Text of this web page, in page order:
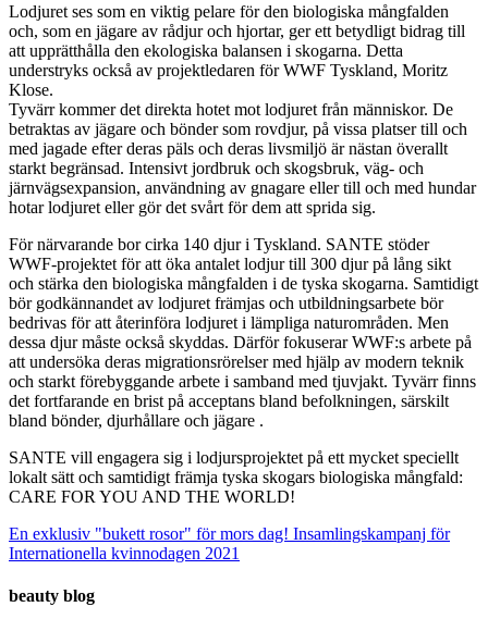
Lodjuret ses som en viktig pelare för den biologiska mångfalden
och, som en jägare av rådjur och hjortar, ger ett betydligt bidrag till
att upprätthålla den ekologiska balansen i skogarna. Detta
understryks också av projektledaren för WWF Tyskland, Moritz
Klose.
Tyvärr kommer det direkta hotet mot lodjuret från människor. De
betraktas av jägare och bönder som rovdjur, på vissa platser till och
med jagade efter deras päls och deras livsmiljö är nästan överallt
starkt begränsad. Intensivt jordbruk och skogsbruk, väg- och
järnvägsexpansion, användning av gnagare eller till och med hundar
hotar lodjuret eller gör det svårt för dem att sprida sig.
För närvarande bor cirka 140 djur i Tyskland. SANTE stöder
WWF-projektet för att öka antalet lodjur till 300 djur på lång sikt
och stärka den biologiska mångfalden i de tyska skogarna. Samtidigt
bör godkännandet av lodjuret främjas och utbildningsarbete bör
bedrivas för att återinföra lodjuret i lämpliga naturområden. Men
dessa djur måste också skyddas. Därför fokuserar WWF:s arbete på
att undersöka deras migrationsrörelser med hjälp av modern teknik
och starkt förebyggande arbete i samband med tjuvjakt. Tyvärr finns
det fortfarande en brist på acceptans bland befolkningen, särskilt
bland bönder, djurhållare och jägare .
SANTE vill engagera sig i lodjursprojektet på ett mycket speciellt
lokalt sätt och samtidigt främja tyska skogars biologiska mångfald:
CARE FOR YOU AND THE WORLD!
En exklusiv "bukett rosor" för mors dag! Insamlingskampanj för
Internationella kvinnodagen 2021
beauty blog